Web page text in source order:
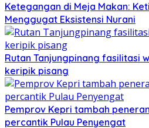
Ketegangan di Meja Makan:
Menggugat Eksistensi Nurani
Rutan Tanjungpinang fasilitasi
keripik pisang
Pemprov Kepri tambah
percantik Pulau Penyengat